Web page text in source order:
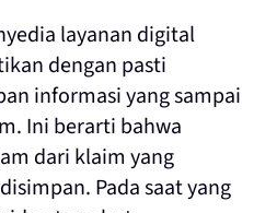
layanan digital
dengan pasti
informasi yang sampai
Ini berarti bahwa
dari klaim yang
Pada saat yang